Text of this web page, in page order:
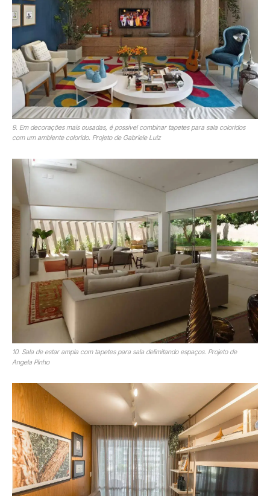
9. Em decorações mais ousadas, é possível combinar tapetes para sala coloridos
com um ambiente colorido. Projeto de Gabriele Luiz
10. Sala de estar ampla com tapetes para sala delimitando espaços. Projeto de
Angela Pinho